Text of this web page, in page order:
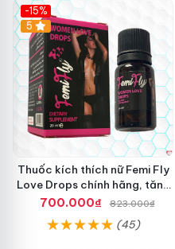
-15%
5
Thuốc kích thích nữ Femi Fly
Love Drops chính hãng, tăng
khoái cảm nhanh
700.000₫ 823.000₫
(45)